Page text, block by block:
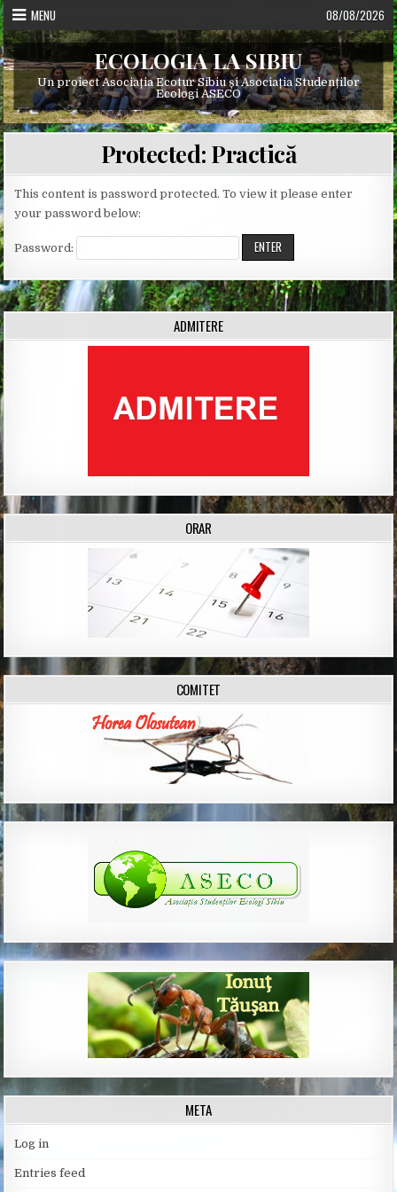
Skip
to
content
MENU 08/08/2026
ECOLOGIA LA SIBIU
Un proiect Asociația Ecotur Sibiu și Asociația Studenților
Ecologi ASECO
Protected: Practică
This content is password protected. To view it please enter
your password below:
Password:
ADMITERE
ORAR
COMITET
META
Log in
Entries feed